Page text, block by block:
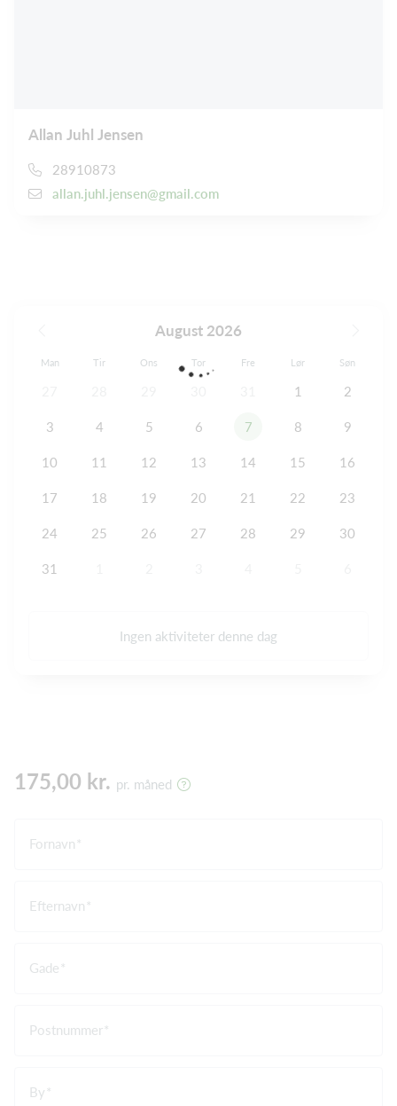
Allan Juhl Jensen
28910873
allan.juhl.jensen@gmail.com
August 2026
Man Tir Ons Tor Fre Lør Søn
1 2
3 4 5 6 7 8 9
10 11 12 13 14 15 16
17 18 19 20 21 22 23
24 25 26 27 28 29 30
31
Ingen aktiviteter denne dag
175,00 kr. pr. måned
Fornavn
Efternavn
Gade
Postnummer
By